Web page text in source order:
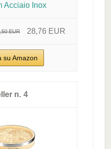
Acciaio Inox
EUR 28,76 EUR
su Amazon
4